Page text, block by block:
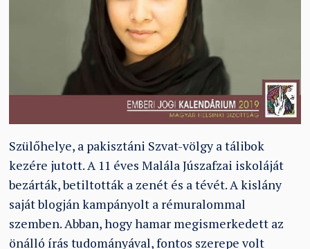
Szülőhelye, a pakisztáni Szvat-völgy a tálibok
kezére jutott. A 11 éves Malála Júszafzai iskoláját
bezárták, betiltották a zenét és a tévét. A kislány
saját blogján kampányolt a rémuralommal
szemben. Abban, hogy hamar megismerkedett az
önálló írás tudományával, fontos szerepe volt